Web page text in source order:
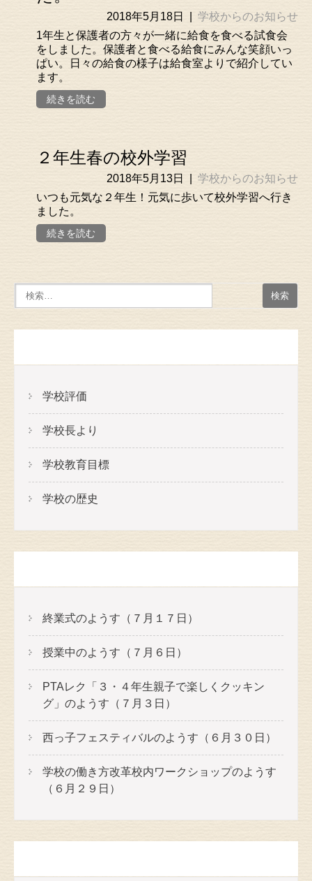
2018年5月18日
学校からのお知らせ
1年生と保護者の方々が一緒に給食を食べる試食会
をしました。保護者と食べる給食にみんな笑顔いっ
ぱい。日々の給食の様子は給食室よりで紹介してい
ます。
続きを読む
２年生春の校外学習
2018年5月13日
学校からのお知らせ
いつも元気な２年生！元気に歩いて校外学習へ行き
ました。
続きを読む
学校評価
学校長より
学校教育目標
学校の歴史
終業式のようす（７月１７日）
授業中のようす（７月６日）
PTAレク「３・４年生親子で楽しくクッキン
グ」のようす（７月３日）
西っ子フェスティバルのようす（６月３０日）
学校の働き方改革校内ワークショップのようす
（６月２９日）